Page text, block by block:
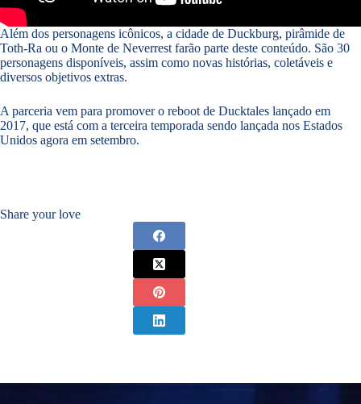
Além dos personagens icônicos, a cidade de Duckburg, pirâmide de
Toth-Ra ou o Monte de Neverrest farão parte deste conteúdo. São 30
personagens disponíveis, assim como novas histórias, coletáveis e
diversos objetivos extras.
A parceria vem para promover o reboot de Ducktales lançado em
2017, que está com a terceira temporada sendo lançada nos Estados
Unidos agora em setembro.
Share your love